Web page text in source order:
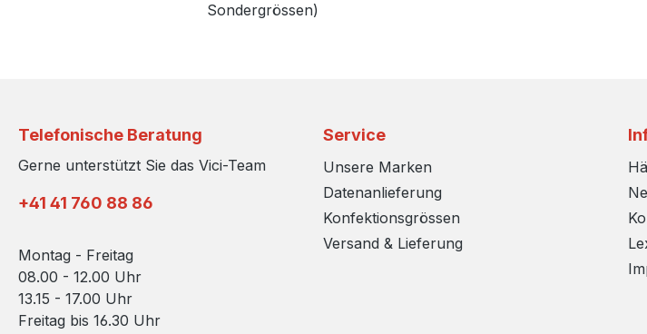
Sondergrössen)
Telefonische Beratung
Gerne unterstützt Sie das Vici-Team
+41 41 760 88 86
Montag - Freitag
08.00 - 12.00 Uhr
13.15 - 17.00 Uhr
Freitag bis 16.30 Uhr
Service
Unsere Marken
Datenanlieferung
Konfektionsgrössen
Versand & Lieferung